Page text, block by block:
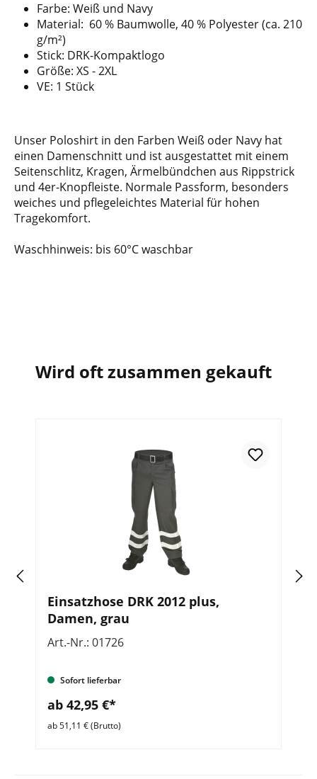
Farbe: Weiß und Navy
Material: 60 % Baumwolle, 40 % Polyester (ca. 210
g/m²)
Stick: DRK-Kompaktlogo
Größe: XS - 2XL
VE: 1 Stück
Unser Poloshirt in den Farben Weiß oder Navy hat
einen Damenschnitt und ist ausgestattet mit einem
Seitenschlitz, Kragen, Ärmelbündchen aus Rippstrick
und 4er-Knopfleiste. Normale Passform, besonders
weiches und pflegeleichtes Material für hohen
Tragekomfort.
Waschhinweis: bis 60°C waschbar
Wird oft zusammen gekauft
Einsatzhose DRK 2012 plus,
Damen, grau
Art.-Nr.: 01726
Sofort lieferbar
ab 42,95 €*
ab 51,11 € (Brutto)